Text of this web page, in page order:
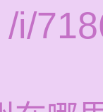
/i/